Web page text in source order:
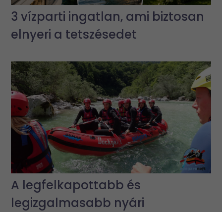
3 vízparti ingatlan, ami biztosan
elnyeri a tetszésedet
A legfelkapottabb és
legizgalmasabb nyári